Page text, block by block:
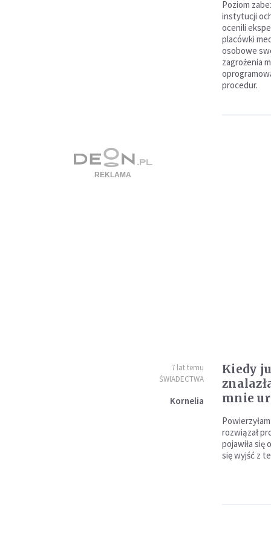
Poziom
instytucji
ocenili
placówki
osobowe
zagrożenia
procedur.
7 lat temu
ŚWIADECTWA
Kornelia
Kiedy
mnie
rozwiązał
pojawiła się
się wyjść z